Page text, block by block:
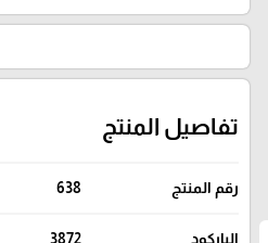
تفاصيل المنتج
رقم المنتج 638
الباركود 3872